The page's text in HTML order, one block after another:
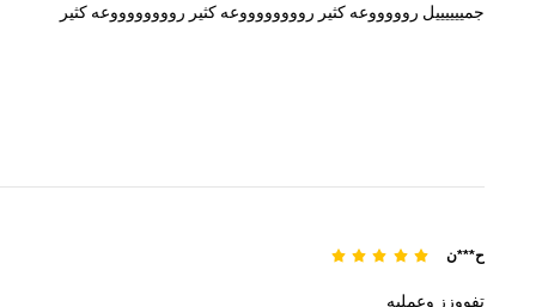
جمييييييل روووووعه كثير رووووووووعه كثير رووووووووعه كثير
ح***ن
تفووزز وعمليه